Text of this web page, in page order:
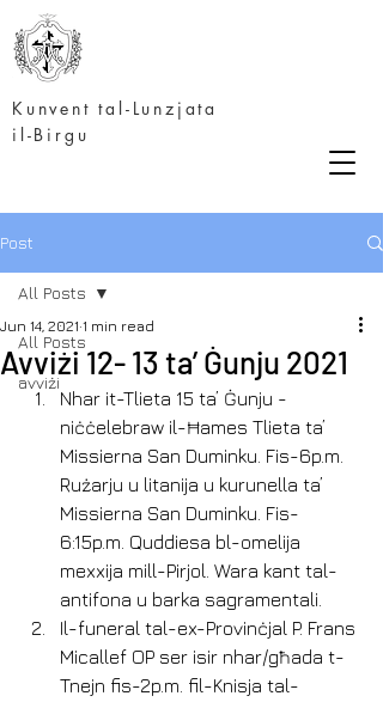
Kunvent tal-Lunzjata
il-Birgu
Post
All Posts
avviżi
All Posts
Avviżi 12- 13 ta’ Ġunju 2021
Jun 14, 2021 1 min read
Nhar it-Tlieta 15 ta’ Ġunju -
niċċelebraw il-Ħames Tlieta ta’
Missierna San Duminku. Fis-6p.m.
Rużarju u litanija u kurunella ta’
Missierna San Duminku. Fis-
6:15p.m. Quddiesa bl-omelija
mexxija mill-Pirjol. Wara kant tal-
antifona u barka sagramentali.
Il-funeral tal-ex-Provinċjal P. Frans
Micallef OP ser isir nhar/għada t-
Tnejn fis-2p.m. fil-Knisja tal-